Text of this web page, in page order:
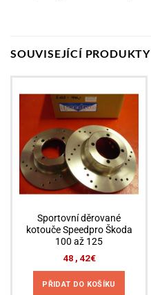
SOUVISEJÍCÍ PRODUKTY
Sportovní děrované
kotouče Speedpro Škoda
100 až 125
48,42€
PŘIDAT DO KOŠÍKU